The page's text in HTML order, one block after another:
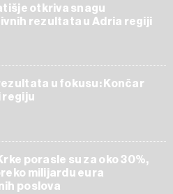
otkriva snagu
rezultata u Adria regiji
u fokusu: Končar
regiju
porasle su za oko 30%,
milijardu eura
poslova